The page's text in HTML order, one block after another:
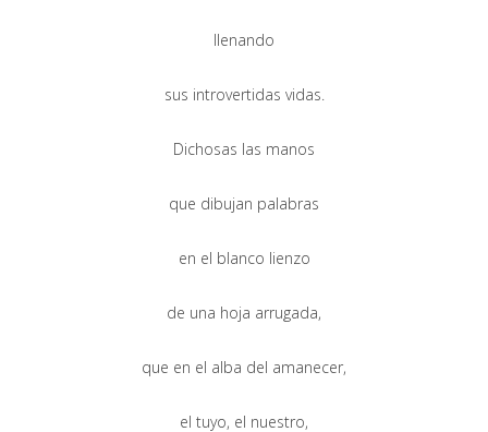
llenando
sus introvertidas vidas.
Dichosas las manos
que dibujan palabras
en el blanco lienzo
de una hoja arrugada,
que en el alba del amanecer,
el tuyo, el nuestro,